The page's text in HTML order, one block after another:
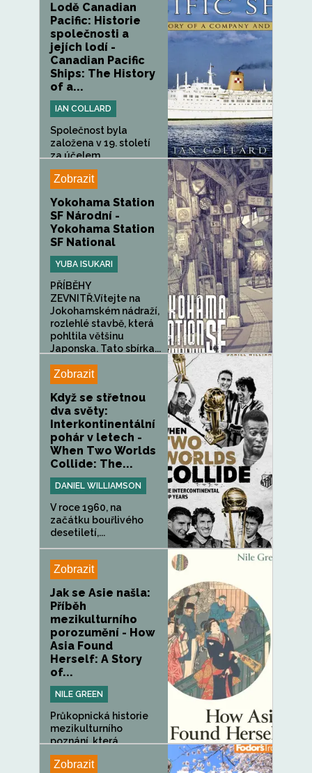
Lodě Canadian
Pacific: Historie
společnosti a
jejích lodí -
Canadian Pacific
Ships: The History
of a...
IAN COLLARD
Společnost byla
založena v 19. století
za účelem...
Zobrazit
Yokohama Station
SF Národní -
Yokohama Station
SF National
YUBA ISUKARI
PŘÍBĚHY
ZEVNITŘ.Vítejte na
Jokohamském nádraží,
rozlehlé stavbě, která
pohltila většinu
Japonska. Tato sbírka...
Zobrazit
Když se střetnou
dva světy:
Interkontinentální
pohár v letech -
When Two Worlds
Collide: The...
DANIEL WILLIAMSON
V roce 1960, na
začátku bouřlivého
desetiletí,...
Zobrazit
Jak se Asie našla:
Příběh
mezikulturního
porozumění - How
Asia Found
Herself: A Story
of...
NILE GREEN
Průkopnická historie
mezikulturního
poznání, která
odhaluje...
Zobrazit